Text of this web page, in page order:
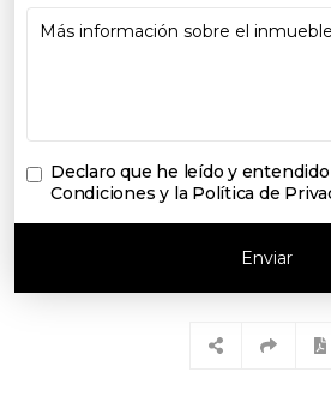
Declaro que he leído y
Condiciones y la Política de
Enviar